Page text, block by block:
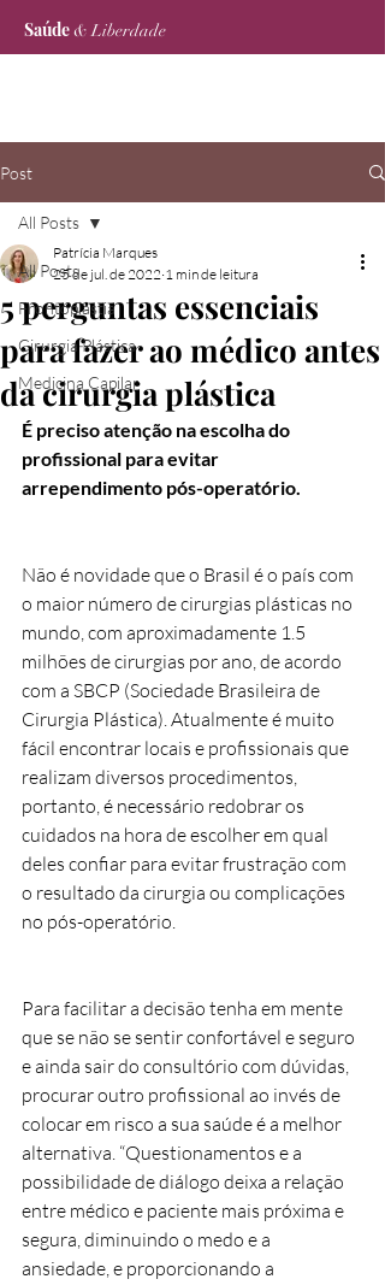
Saúde& Liberdade
Post
All Posts
Frontoplastia
Cirurgia Plástica
Medicina Capilar
All Posts
5 perguntas essenciais
para fazer ao médico antes
da cirurgia plástica
Patrícia Marques
25 de jul. de 2022 1 min de leitura
É preciso atenção na escolha do
profissional para evitar
arrependimento pós-operatório.
Não é novidade que o Brasil é o país com
o maior número de cirurgias plásticas no
mundo, com aproximadamente 1.5
milhões de cirurgias por ano, de acordo
com a SBCP (Sociedade Brasileira de
Cirurgia Plástica). Atualmente é muito
fácil encontrar locais e profissionais que
realizam diversos procedimentos,
portanto, é necessário redobrar os
cuidados na hora de escolher em qual
deles confiar para evitar frustração com
o resultado da cirurgia ou complicações
no pós-operatório.
Para facilitar a decisão tenha em mente
que se não se sentir confortável e seguro
e ainda sair do consultório com dúvidas,
procurar outro profissional ao invés de
colocar em risco a sua saúde é a melhor
alternativa. “Questionamentos e a
possibilidade de diálogo deixa a relação
entre médico e paciente mais próxima e
segura, diminuindo o medo e a
ansiedade, e proporcionando a